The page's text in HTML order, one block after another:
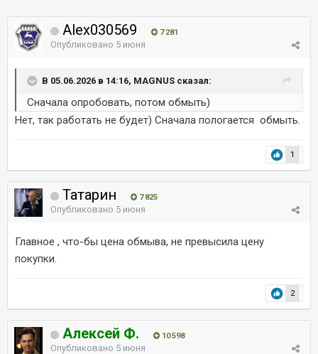
Alex030569 7 281
Опубликовано 5 июня
В 05.06.2026 в 14:16, MAGNUS сказал:
Сначала опробовать, потом обмыть)
Нет, так работать не будет) Сначала пологается обмыть.
1
Татарин 7 825
Опубликовано 5 июня
Главное , что-бы цена обмыва, не превысила цену
покупки.
2
Алексей Ф. 10 598
Опубликовано 5 июня